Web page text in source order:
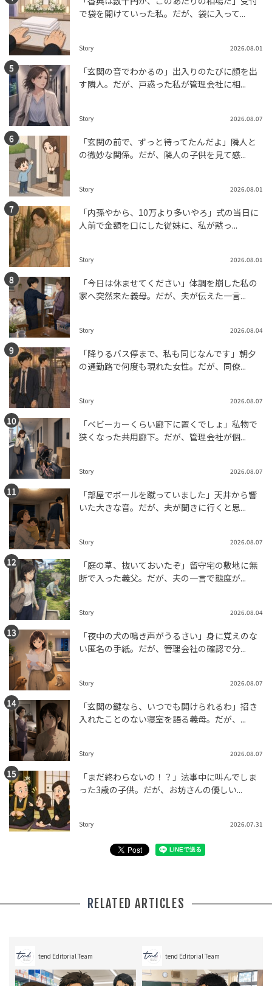
で袋を開けていった私。だが、袋に入って...
Story 2026.08.01
「玄関の音でわかるの」出入りのたびに顔を出
す隣人。だが、戸惑った私が管理会社に相...
Story 2026.08.07
「玄関の前で、ずっと待ってたんだよ」隣人と
の微妙な関係。だが、隣人の子供を見て感...
Story 2026.08.01
「内孫やから、10万より多いやろ」式の当日に
人前で金額を口にした従妹に、私が黙っ...
Story 2026.08.01
「今日は休ませてください」体調を崩した私の
家へ突然来た義母。だが、夫が伝えた一言...
Story 2026.08.04
「降りるバス停まで、私も同じなんです」朝夕
の通勤路で何度も現れた女性。だが、同僚...
Story 2026.08.07
「ベビーカーくらい廊下に置くでしょ」私物で
狭くなった共用廊下。だが、管理会社が個...
Story 2026.08.07
「部屋でボールを蹴っていました」天井から響
いた大きな音。だが、夫が聞きに行くと思...
Story 2026.08.07
「庭の草、抜いておいたぞ」留守宅の敷地に無
断で入った義父。だが、夫の一言で態度が...
Story 2026.08.04
「夜中の犬の鳴き声がうるさい」身に覚えのな
い匿名の手紙。だが、管理会社の確認で分...
Story 2026.08.07
「玄関の鍵なら、いつでも開けられるわ」招き
入れたことのない寝室を語る義母。だが、...
Story 2026.08.07
「まだ終わらないの！？」法事中に叫んでしま
った3歳の子供。だが、お坊さんの優しい...
Story 2026.07.31
RELATED ARTICLES
tend Editorial Team tend Editorial Team